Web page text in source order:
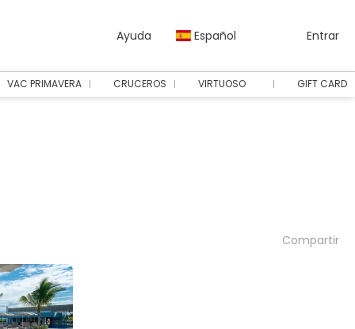
Ayuda Español Entrar
VAC PRIMAVERA CRUCEROS VIRTUOSO GIFT CARD
Compartir